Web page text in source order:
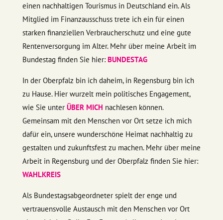
einen nachhaltigen Tourismus in Deutschland ein. Als
Mitglied im Finanzausschuss trete ich ein für einen
starken finanziellen Verbraucherschutz und eine gute
Rentenversorgung im Alter. Mehr über meine Arbeit im
Bundestag finden Sie hier: BUNDESTAG
In der Oberpfalz bin ich daheim, in Regensburg bin ich
zu Hause. Hier wurzelt mein politisches Engagement,
wie Sie unter ÜBER MICH nachlesen können.
Gemeinsam mit den Menschen vor Ort setze ich mich
dafür ein, unsere wunderschöne Heimat nachhaltig zu
gestalten und zukunftsfest zu machen. Mehr über meine
Arbeit in Regensburg und der Oberpfalz finden Sie hier:
WAHLKREIS
Als Bundestagsabgeordneter spielt der enge und
vertrauensvolle Austausch mit den Menschen vor Ort